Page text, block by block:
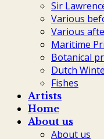
Sir
Various
Various
Maritime
Botanical
Dutch
Fishes
Artists
Home
About us
About us